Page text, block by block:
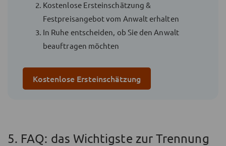
Kostenlose Ersteinschätzung &
Festpreisangebot vom Anwalt erhalten
In Ruhe entscheiden, ob Sie den Anwalt
beauftragen möchten
Kostenlose Ersteinschätzung
5. FAQ: das Wichtigste zur Trennung